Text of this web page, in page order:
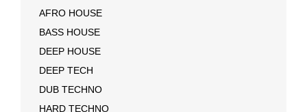
AFRO HOUSE
BASS HOUSE
DEEP HOUSE
DEEP TECH
DUB TECHNO
HARD TECHNO